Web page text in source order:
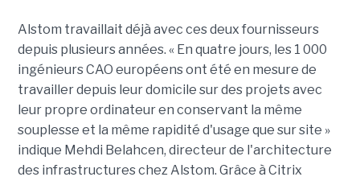
Alstom travaillait déjà avec ces deux fournisseurs
depuis plusieurs années. « En quatre jours, les 1 000
ingénieurs CAO européens ont été en mesure de
travailler depuis leur domicile sur des projets avec
leur propre ordinateur en conservant la même
souplesse et la même rapidité d'usage que sur site »
indique Mehdi Belahcen, directeur de l'architecture
des infrastructures chez Alstom. Grâce à Citrix